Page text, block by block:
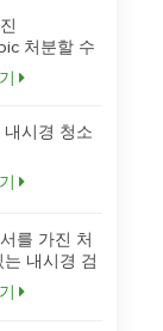
처분할 수
라스틱 물
시경 청소
를 가진 처
내시경 검
솔